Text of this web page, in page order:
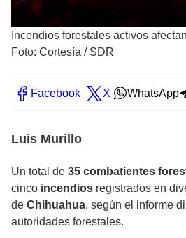
Incendios forestales activos
Foto: Cortesía / SDR
Facebook X WhatsApp
Luis Murillo
Un total de 35 combatientes
cinco incendios registrados en
de Chihuahua, según el informe
autoridades forestales.